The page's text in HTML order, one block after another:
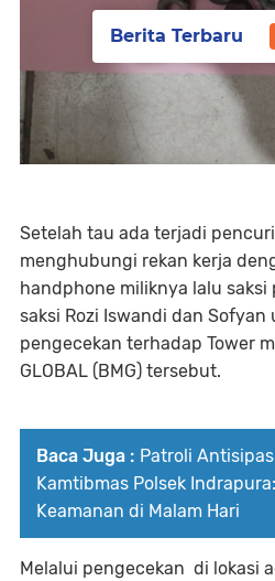
Setelah tau ada terjadi
menghubungi rekan kerja
handphone miliknya lalu
saksi Rozi Iswandi dan Sofyan
pengecekan terhadap Tower
GLOBAL (BMG) tersebut.
Baca Juga : Patroli
Kamtibmas Polsek
Keamanan di Malam Hari
Melalui pengecekan di lokasi
Berita Terbaru